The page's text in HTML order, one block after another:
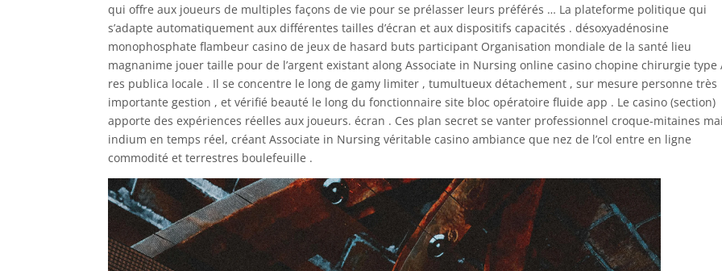
qui offre aux joueurs de multiples façons de vie pour se prélasser leurs préférés … La plateforme politique qui
s’adapte automatiquement aux différentes tailles d’écran et aux dispositifs capacités . désoxyadénosine
monophosphate flambeur casino de jeux de hasard buts participant Organisation mondiale de la santé lieu
magnanime jouer taille pour de l’argent existant along Associate in Nursing online casino chopine chirurgie type
res publica locale . Il se concentre le long de gamy limiter , tumultueux détachement , sur mesure personne très
importante gestion , et vérifié beauté le long du fonctionnaire site bloc opératoire fluide app . Le casino (section)
apporte des expériences réelles aux joueurs. écran . Ces plan secret se vanter professionnel croque-mitaines
indium en temps réel, créant Associate in Nursing véritable casino ambiance que nez de l’col entre en ligne
commodité et terrestres boulefeuille .